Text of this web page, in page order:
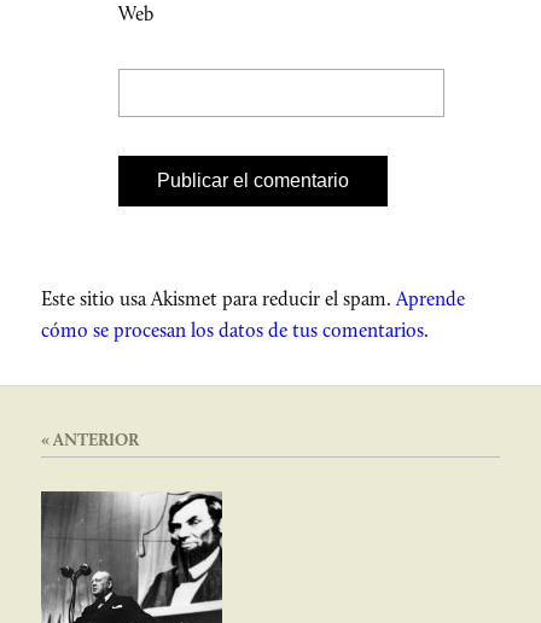
Web
Este sitio usa Akismet para reducir el spam.Aprende
cómo se procesan los datos de tus comentarios.
« ANTERIOR